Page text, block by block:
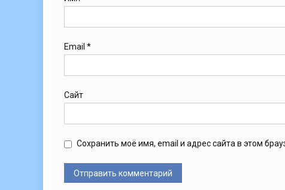
Email *
Сайт
Сохранить моё имя, email и адрес сайта в этом